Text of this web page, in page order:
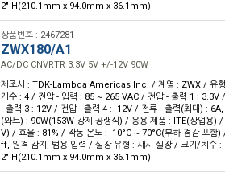
2" H(210.1mm x 94.0mm x 36.1mm)
상품번호 : 2467281
ZWX180/A1
AC/DC CNVRTR 3.3V 5V +/-12V 90W
제조사 : TDK-Lambda Americas Inc. / 계열 : ZWX / 유형
개수 : 4 / 전압 - 입력 : 85 ~ 265 VAC / 전압 - 출력 1 : 3.3V
- 출력 3 : 12V / 전압 - 출력 4 : -12V / 전류 - 출력(최대) :
(와트) : 90W(153W 강제 공랭식) / 응용 제품 : ITE(상업용)
V) / 효율 : 81% / 작동 온도 : -10°C ~ 70°C(부하 경감 포함
ff, 원격 감지, 범용 입력 / 실장 유형 : 섀시 실장 / 크기/치수
2" H(210.1mm x 94.0mm x 36.1mm)